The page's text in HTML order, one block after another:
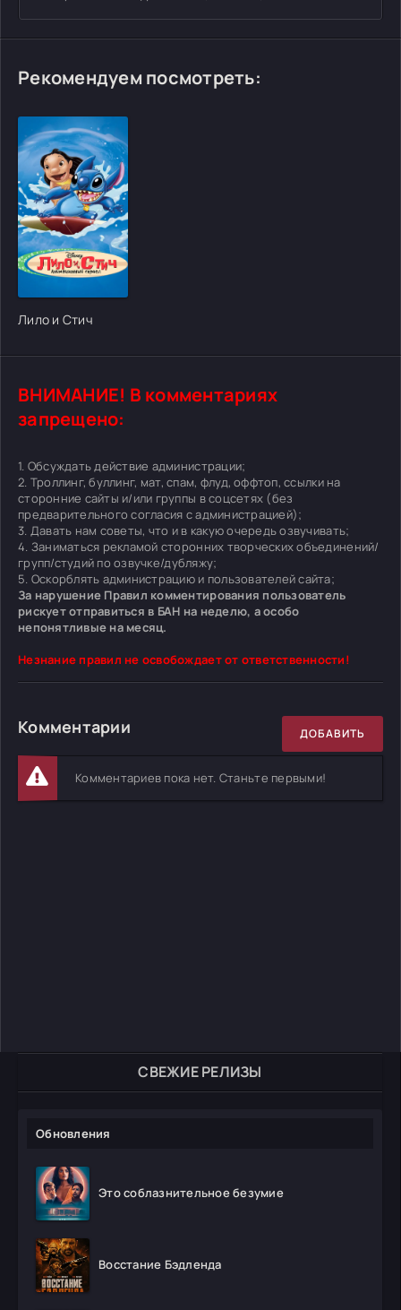
СВЕЖИЕ РЕЛИЗЫ
Обновления
Это соблазнительное безумие
Восстание Бэдленда
Рекомендуем посмотреть:
Лило и Стич
ВНИМАНИЕ! В комментариях
запрещено:
1. Обсуждать действие администрации;
2. Троллинг, буллинг, мат, спам, флуд, оффтоп, ссылки на
сторонние сайты и/или группы в соцсетях (без
предварительного согласия с администрацией);
3. Давать нам советы, что и в какую очередь озвучивать;
4. Заниматься рекламой сторонних творческих объединений/
групп/студий по озвучке/дубляжу;
5. Оскорблять администрацию и пользователей сайта;
За нарушение Правил комментирования пользователь
рискует отправиться в БАН на неделю, а особо
непонятливые на месяц.
Незнание правил не освобождает от ответственности!
Комментарии ДОБАВИТЬ
Комментариев пока нет. Станьте первыми!